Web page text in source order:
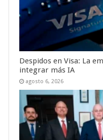
Despidos en Visa: La
integrar más IA
agosto 6, 2026